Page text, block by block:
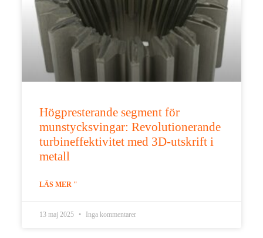
Högpresterande segment för
munstycksvingar: Revolutionerande
turbineffektivitet med 3D-utskrift i
metall
LÄS MER "
13 maj 2025 Inga kommentarer